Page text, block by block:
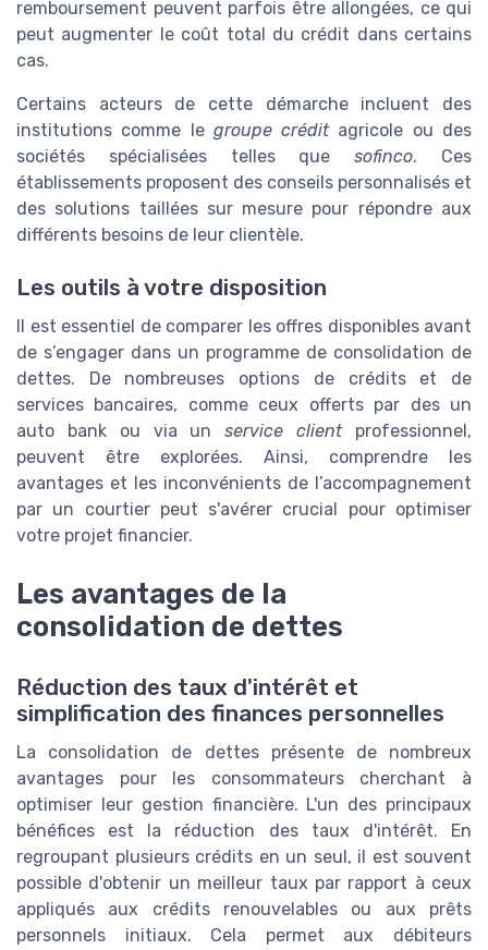
remboursement peuvent parfois être allongées, ce qui
peut augmenter le coût total du crédit dans certains
cas.
Certains acteurs de cette démarche incluent des
institutions comme le groupe créditagricole ou des
sociétés spécialisées telles quesofinco. Ces
établissements proposent des conseils personnalisés et
des solutions taillées sur mesure pour répondre aux
différents besoins de leur clientèle.
Les outils à votre disposition
Il est essentiel de comparer les offres disponibles avant
de s’engager dans un programme de consolidation de
dettes. De nombreuses options de crédits et de
services bancaires, comme ceux offerts par des un
auto bank ou via unservice clientprofessionnel,
peuvent être explorées. Ainsi, comprendre les
avantages et les inconvénients de l’accompagnement
par un courtier peut s'avérer crucial pour optimiser
votre projet financier.
Les avantages de la
consolidation de dettes
Réduction des taux d'intérêt et
simplification des finances personnelles
La consolidation de dettes présente de nombreux
avantages pour les consommateurs cherchant à
optimiser leur gestion financière. L'un des principaux
bénéfices est la réduction des taux d'intérêt. En
regroupant plusieurs crédits en un seul, il est souvent
possible d'obtenir un meilleur taux par rapport à ceux
appliqués aux crédits renouvelables ou aux prêts
personnels initiaux. Cela permet aux débiteurs